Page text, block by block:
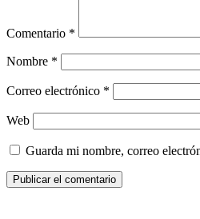
Comentario *
Nombre *
Correo electrónico *
Web
Guarda mi nombre, correo